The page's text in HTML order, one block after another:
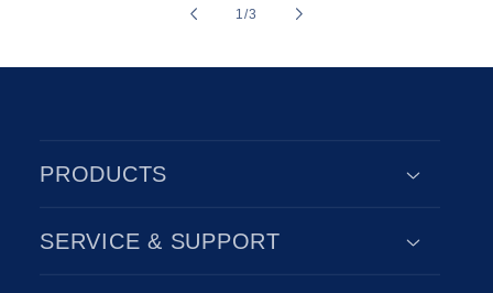
1/of
3
PRODUCTS
SERVICE & SUPPORT